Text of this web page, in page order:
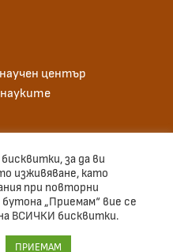
център
науките
Sans
за да ви
изживяване, като
при повторни
„Приемам“ вие се
ВСИЧКИ бисквитки.
ПРИЕМАМ